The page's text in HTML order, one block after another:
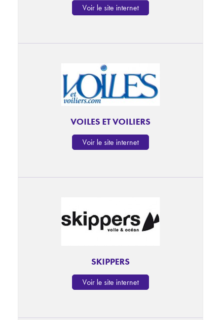
Voir le site internet
VOILES ET VOILIERS
Voir le site internet
SKIPPERS
Voir le site internet